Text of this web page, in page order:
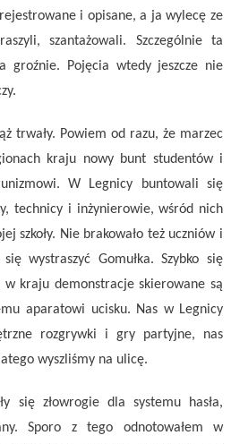
i opisane, a ja wylecę ze
szantażowali. Szczególnie ta
groźnie. Pojęcia wtedy jeszcze nie
trwały. Powiem od razu, że marzec
kraju nowy bunt studentów i
W Legnicy buntowali się
technicy i inżynierowie, wśród nich
szkoły. Nie brakowało też uczniów i
wystraszyć Gomułka. Szybko się
w kraju demonstracje skierowane są
aparatowi ucisku. Nas w Legnicy
rozgrywki i gry partyjne, nas
wyszliśmy na ulicę.
się złowrogie dla systemu hasła,
Sporo z tego odnotowałem w